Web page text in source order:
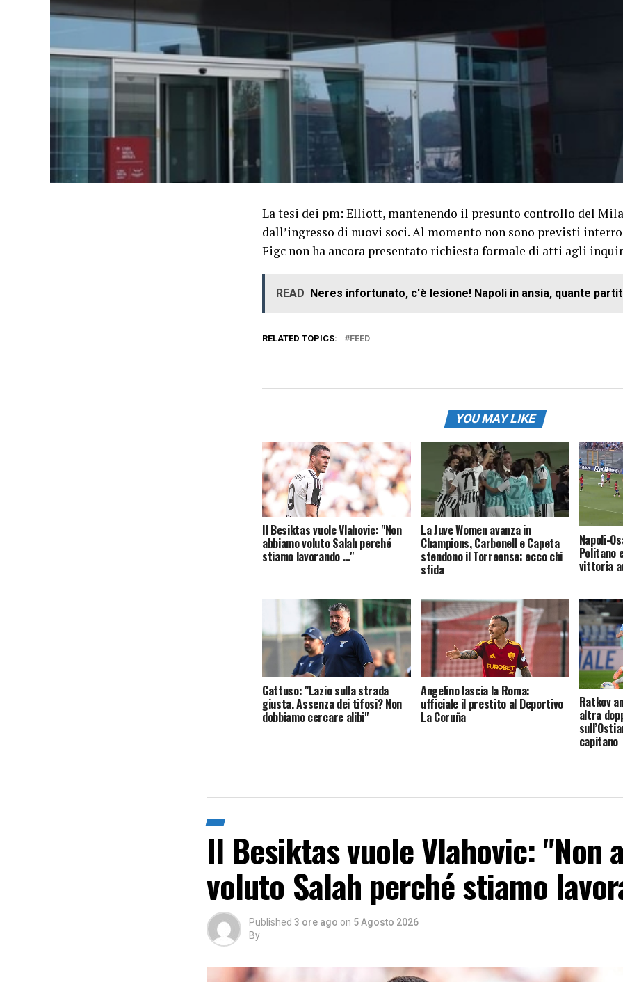
La tesi dei pm: Elliott, mantenendo il presunto controllo del
dall’ingresso di nuovi soci. Al momento non sono previsti
Figc non ha ancora presentato richiesta formale di atti agli
READ Neres infortunato, c'è lesione! Napoli in ansia, quante
RELATED TOPICS: FEED
YOU MAY LIKE
Il Besiktas vuole Vlahovic: "Non
abbiamo voluto Salah perché
stiamo lavorando …"
La Juve Women avanza in
Champions, Carbonell e Capeta
stendono il Torreense: ecco chi
sfida
Napoli-
Politano
vittoria
Gattuso: "Lazio sulla strada
giusta. Assenza dei tifosi? Non
dobbiamo cercare alibi"
Angelino lascia la Roma:
ufficiale il prestito al Deportivo
La Coruña
Ratkov
altra
capitano
Il Besiktas vuole Vlahovic: "Non
voluto Salah perché stiamo
Published 3 ore ago on 5 Agosto 2026
By